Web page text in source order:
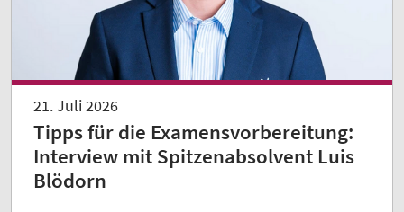
21. Juli 2026
Tipps für die Examensvorbereitung:
Interview mit Spitzenabsolvent Luis
Blödorn